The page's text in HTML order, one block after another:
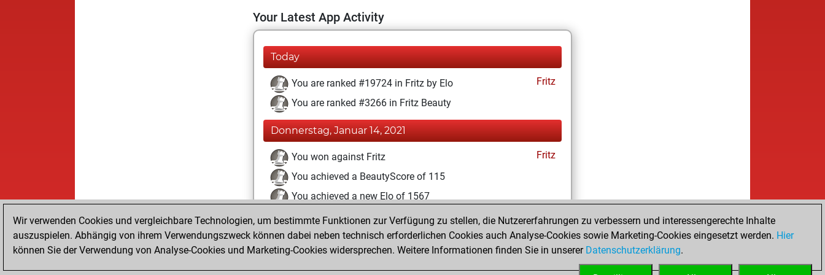
Your Latest App Activity
Today
You are ranked #19724 in Fritz by Elo
Fritz
You are ranked #3266 in Fritz Beauty
Donnerstag, Januar 14, 2021
You won against Fritz
Fritz
You achieved a BeautyScore of 115
You achieved a new Elo of 1567
Freitag, Dezember 4, 2020
You created your Fritz account Fritz
Wir verwenden Cookies und vergleichbare Technologien, um bestimmte Funktionen zur Verfügung zu stellen, die Nutzererfahrungen zu verbessern und interessengerechte Inhalte
auszuspielen. Abhängig von ihrem Verwendungszweck können dabei neben technisch erforderlichen Cookies auch Analyse-Cookies sowie Marketing-Cookies eingesetzt werden. Hier
können Sie der Verwendung von Analyse-Cookies und Marketing-Cookies widersprechen. Weitere Informationen finden Sie in unserer Datenschutzerklärung.